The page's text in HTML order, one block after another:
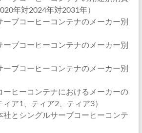
年対2024年対2031年）
ーブコーヒーコンテナのメーカー別
ーブコーヒーコンテナのメーカー別
ーブコーヒーコンテナのメーカー別
ーヒーコンテナにおけるメーカーの
ア1、ティア2、ティア3）
社とシングルサーブコーヒーコンテ